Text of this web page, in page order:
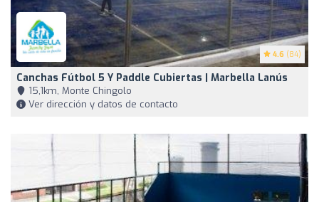
4.6 (84)
Canchas Fútbol 5 Y Paddle Cubiertas | Marbella Lanús
15,1km, Monte Chingolo
Ver dirección y datos de contacto